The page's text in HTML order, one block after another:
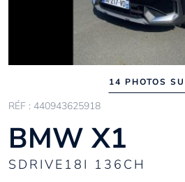
14 PHOTOS
RÉF : 440943625918
BMW X1
SDRIVE18I 136CH